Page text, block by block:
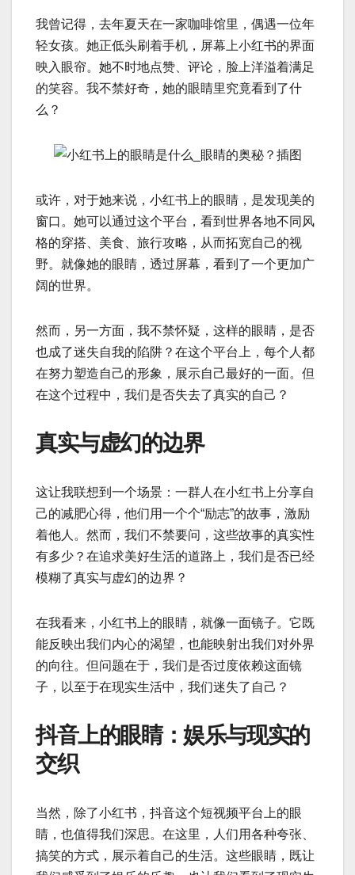
我曾记得，去年夏天在一家咖啡馆里，偶遇一位年
轻女孩。她正低头刷着手机，屏幕上小红书的界面
映入眼帘。她不时地点赞、评论，脸上洋溢着满足
的笑容。我不禁好奇，她的眼睛里究竟看到了什
么？
或许，对于她来说，小红书上的眼睛，是发现美的
窗口。她可以通过这个平台，看到世界各地不同风
格的穿搭、美食、旅行攻略，从而拓宽自己的视
野。就像她的眼睛，透过屏幕，看到了一个更加广
阔的世界。
然而，另一方面，我不禁怀疑，这样的眼睛，是否
也成了迷失自我的陷阱？在这个平台上，每个人都
在努力塑造自己的形象，展示自己最好的一面。但
在这个过程中，我们是否失去了真实的自己？
真实与虚幻的边界
这让我联想到一个场景：一群人在小红书上分享自
己的减肥心得，他们用一个个“励志”的故事，激励
着他人。然而，我们不禁要问，这些故事的真实性
有多少？在追求美好生活的道路上，我们是否已经
模糊了真实与虚幻的边界？
在我看来，小红书上的眼睛，就像一面镜子。它既
能反映出我们内心的渴望，也能映射出我们对外界
的向往。但问题在于，我们是否过度依赖这面镜
子，以至于在现实生活中，我们迷失了自己？
抖音上的眼睛：娱乐与现实的
交织
当然，除了小红书，抖音这个短视频平台上的眼
睛，也值得我们深思。在这里，人们用各种夸张、
搞笑的方式，展示着自己的生活。这些眼睛，既让